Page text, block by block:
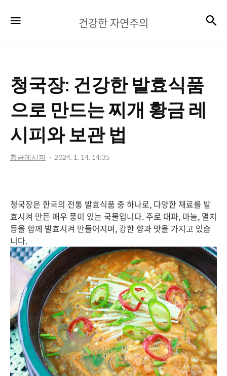
강
연
주
의
건강한 자연주의
청국장: 건강한 발효식품
으로 만드는 찌개 황금 레
시피와 보관 법
황금레시피 2024. 1. 14. 14:35
청국장은 한국의 전통 발효식품 중 하나로, 다양한 재료를 발
효시켜 만든 매우 풍미 있는 국물입니다. 주로 대파, 마늘, 멸치
등을 함께 발효시켜 만들어지며, 강한 향과 맛을 가지고 있습
니다.